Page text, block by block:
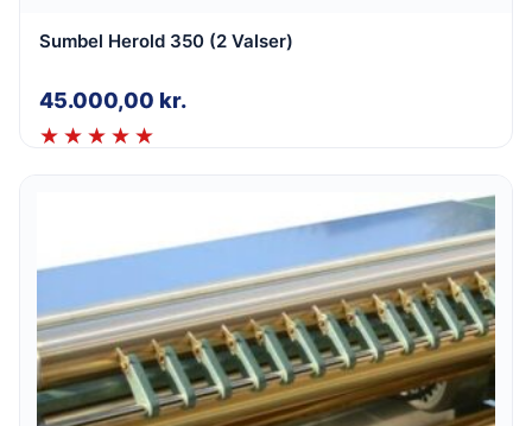
Sumbel Herold 350 (2 Valser)
45.000,00 kr.